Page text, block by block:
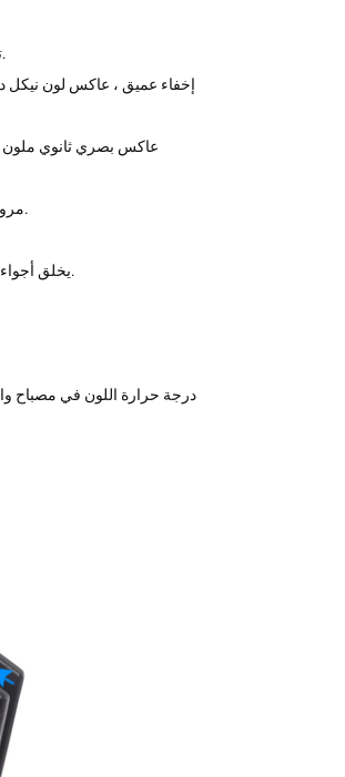
تصميم إضاءة سفلية قابل للتعديل، جسم المصباح قابل للدوران أفقيًا 355 درجة، 0 درجة ~ 30 درجة إمالة.
عاكس بصري ثانوي ملون
مرونة بصرية زاوية شعاع 15/24/36 درجة، عدسة بصرية عالية النفاذية، توفر ضوءًا ناعمًا، نطاق تطبيق واسع.
نطاق CCT 2700K/3000K/3500K/4000K/5000K/5500K، يخلق أجواء مختلفة وفقًا للاحتياجات المختلفة للمساحة.